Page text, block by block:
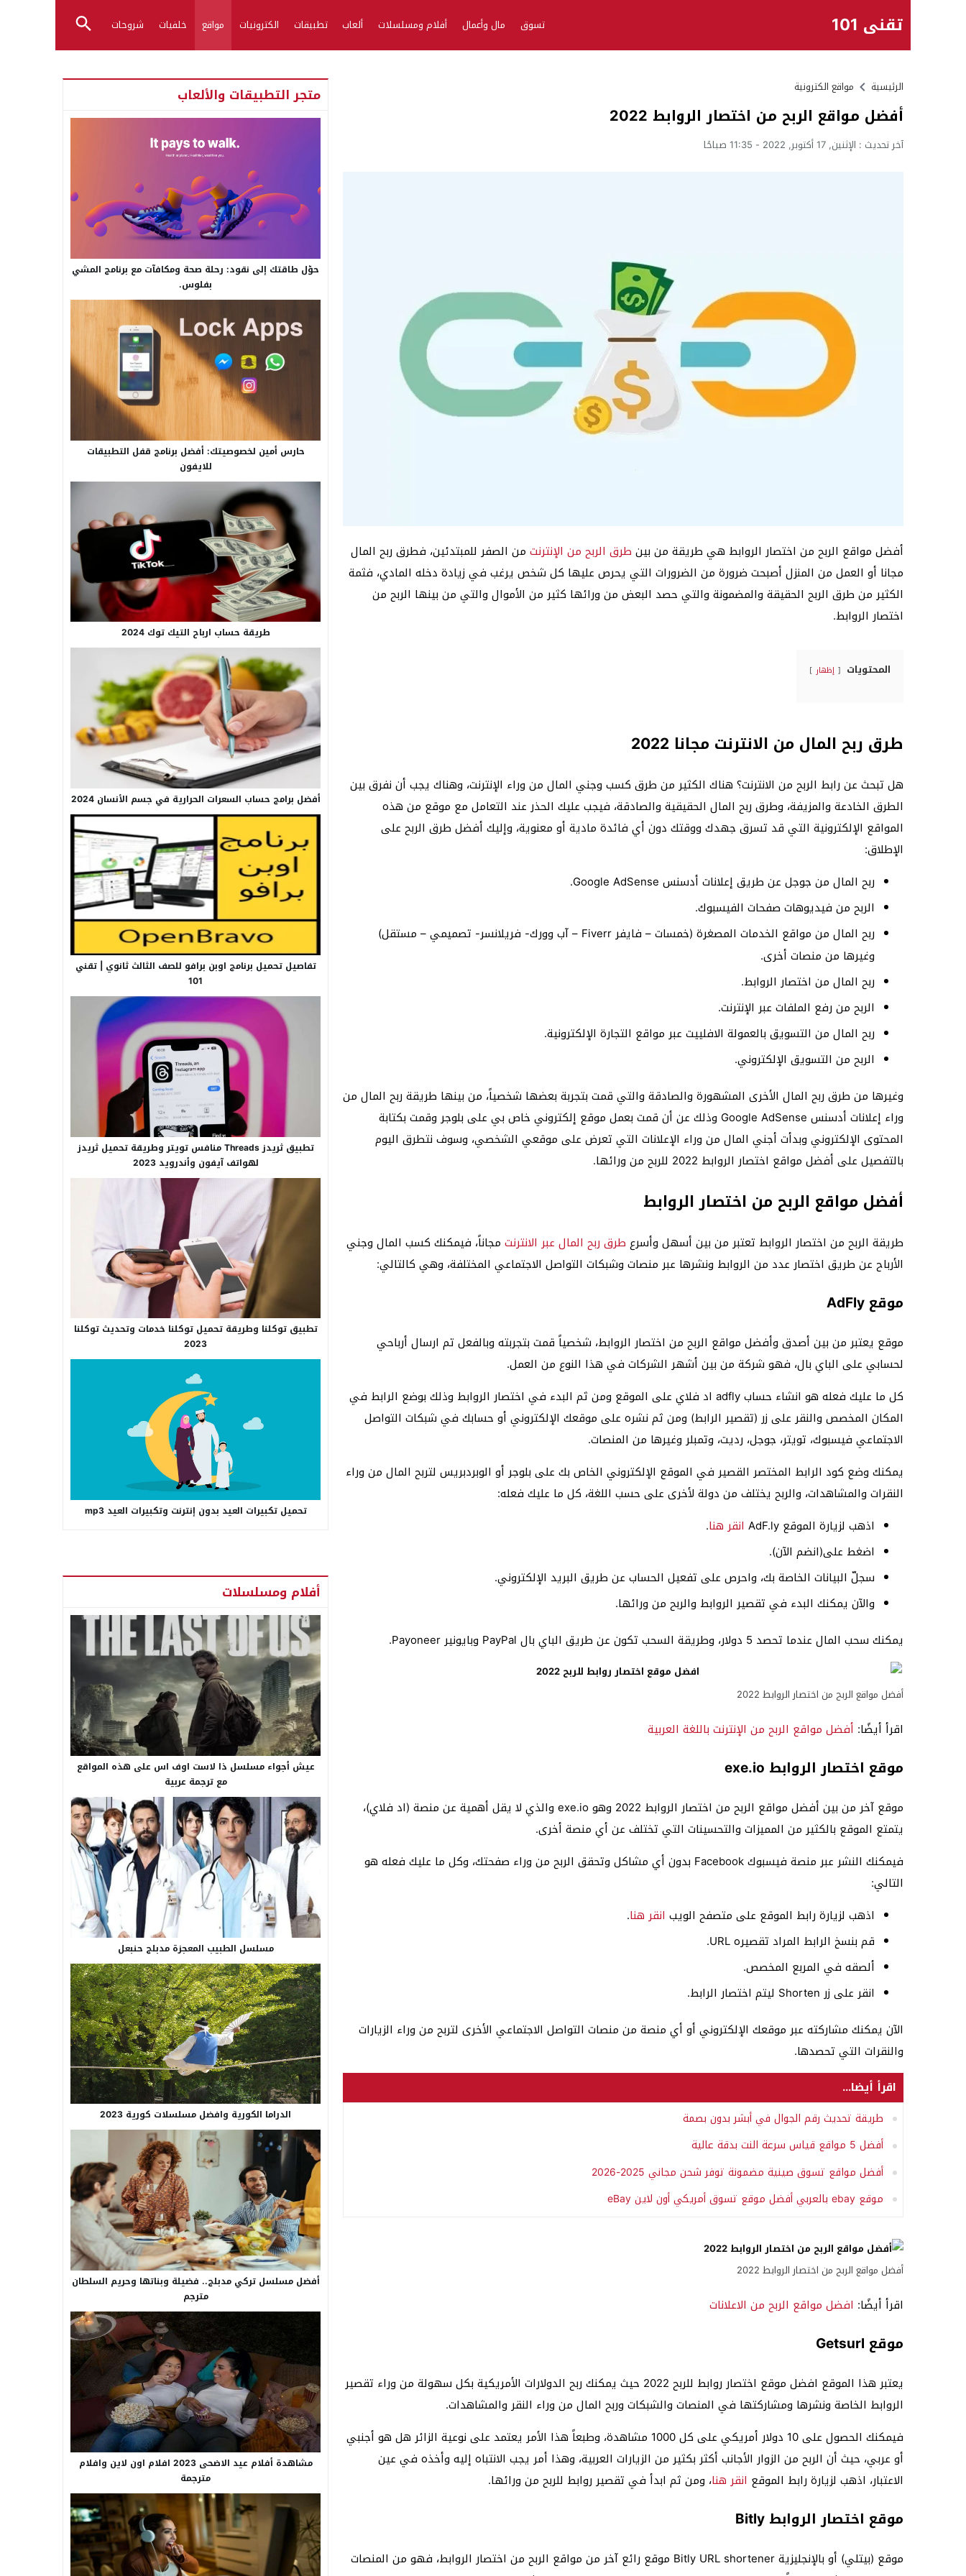
تقني 101 تسوق مال وأعمال أفلام ومسلسلات ألعاب تطبيقات الكترونيات مواقع خلفيات شروحات
الرئيسية مواقع الكترونية
أفضل مواقع الربح من اختصار الروابط 2022
آخر تحديث : الإثنين, 17 أكتوبر, 2022 - 11:35 صباحًا
أفضل مواقع الربح من اختصار الروابط هي طريقة من بين طرق الربح من الإنترنت من الصفر للمبتدئين، فطرق ربح المال
مجانا أو العمل من المنزل أصبحت ضرورة من الضرورات التي يحرص عليها كل شخص يرغب في زيادة دخله المادي، فثمة
الكثير من طرق الربح الحقيقة والمضمونة والتي حصد البعض من ورائها كثير من الأموال والتي من بينها الربح من
اختصار الروابط.
المحتويات إظهار
طرق ربح المال من الانترنت مجانا 2022
هل تبحث عن رابط الربح من الانترنت؟ هناك الكثير من طرق كسب وجني المال من وراء الإنترنت، وهناك يجب أن نفرق بين
الطرق الخادعة والمزيفة، وطرق ربح المال الحقيقية والصادقة، فيجب عليك الحذر عند التعامل مع موقع من هذه
المواقع الإلكترونية التي قد تسرق جهدك ووقتك دون أي فائدة مادية أو معنوية، وإليك أفضل طرق الربح على
الإطلاق:
ربح المال من جوجل عن طريق إعلانات أدسنس Google AdSense.
الربح من فيديوهات صفحات الفيسبوك.
ربح المال من مواقع الخدمات المصغرة (خمسات – فايفر Fiverr – آب وورك- فريلانسر- تصميمي – مستقل)
وغيرها من منصات أخرى.
ربح المال من اختصار الروابط.
الربح من رفع الملفات عبر الإنترنت.
ربح المال من التسويق بالعمولة الافلييت عبر مواقع التجارة الإلكترونية.
الربح من التسويق الإلكتروني.
وغيرها من طرق ربح المال الأخرى المشهورة والصادقة والتي قمت بتجربة بعضها شخصياً، من بينها طريقة ربح المال من
وراء إعلانات أدسنس Google AdSense وذلك عن أن قمت بعمل موقع إلكتروني خاص بي على بلوجر وقمت بكتابة
المحتوى الإلكتروني وبدأت أجني المال من وراء الإعلانات التي تعرض على موقعي الشخصي، وسوف نتطرق اليوم
بالتفصيل على أفضل مواقع اختصار الروابط 2022 للربح من ورائها.
أفضل مواقع الربح من اختصار الروابط
طريقة الربح من اختصار الروابط تعتبر من بين أسهل وأسرع طرق ربح المال عبر الانترنت مجاناً، فيمكنك كسب المال وجني
الأرباح عن طريق اختصار عدد من الروابط ونشرها عبر منصات وشبكات التواصل الاجتماعي المختلفة، وهي كالتالي:
موقع AdFly
موقع يعتبر من بين أصدق وأفضل مواقع الربح من اختصار الروابط، شخصياً قمت بتجربته وبالفعل تم ارسال أرباحي
لحسابي على الباي بال، فهو شركة من بين أشهر الشركات في هذا النوع من العمل.
كل ما عليك فعله هو انشاء حساب adfly اد فلاي على الموقع ومن ثم البدء في اختصار الروابط وذلك بوضع الرابط في
المكان المخصص والنقر على زر (تقصير الرابط) ومن ثم نشره على موقعك الإلكتروني أو حسابك في شبكات التواصل
الاجتماعي فيسبوك، تويتر، جوجل، رديت، وتمبلر وغيرها من المنصات.
يمكنك وضع كود الرابط المختصر القصير في الموقع الإلكتروني الخاص بك على بلوجر أو الوبردبريس لتربح المال من وراء
النقرات والمشاهدات، والربح يختلف من دولة لأخرى على حسب اللغة، كل ما عليك فعله:
اذهب لزيارة الموقع AdF.ly
انقر هنا.
اضغط على(انضم الآن).
سجلّ البيانات الخاصة بك، واحرص على تفعيل الحساب عن طريق البريد الإلكتروني.
والآن يمكنك البدء في تقصير الروابط والربح من ورائها.
يمكنك سحب المال عندما تحصد 5 دولار، وطريقة السحب تكون عن طريق الباي بال PayPal وبايونير Payoneer.
أفضل مواقع الربح من اختصار الروابط 2022
اقرأ أيضًا: أفضل مواقع الربح من الإنترنت باللغة العربية
موقع اختصار الروابط exe.io
موقع آخر من بين أفضل مواقع الربح من اختصار الروابط 2022 وهو exe.io والذي لا يقل أهمية عن منصة (اد فلاي)،
يتمتع الموقع بالكثير من المميزات والتحسينات التي تختلف عن أي منصة أخرى.
فيمكنك النشر عبر منصة فيسبوك Facebook بدون أي مشاكل وتحقق الربح من وراء صفحتك، وكل ما عليك فعله هو
التالي:
اذهب لزيارة رابط الموقع على متصفح الويب انقر هنا.
قم بنسخ الرابط المراد تقصيره URL.
ألصقه في المربع المخصص.
انقر على زر Shorten ليتم اختصار الرابط.
الآن يمكنك مشاركته عبر موقعك الإلكتروني أو أي منصة من منصات التواصل الاجتماعي الأخرى لتربح من وراء الزيارات
والنقرات التي تحصدها.
اقرأ أيضا...
طريقة تحديث رقم الجوال في أبشر بدون بصمة
أفضل 5 مواقع قياس سرعة النت بدقة عالية
أفضل مواقع تسوق صينية مضمونة توفر شحن مجاني 2025-2026
موقع ebay بالعربي أفضل موقع تسوق أمريكي أون لاين eBay
أفضل مواقع الربح من اختصار الروابط 2022
اقرأ أيضًا: افضل مواقع الربح من الاعلانات
موقع Getsurl
يعتبر هذا الموقع افضل موقع اختصار روابط للربح 2022 حيث يمكنك ربح الدولارات الأمريكية بكل سهولة من وراء تقصير
الروابط الخاصة ونشرها ومشاركتها في المنصات والشبكات وربح المال من وراء النقر والمشاهدات.
فيمكنك الحصول على 10 دولار أمريكي على كل 1000 مشاهدة، وطبعاً هذا الأمر يعتمد على نوعية الزائر هل هو أجنبي
أو عربي، حيث أن الربح من الزوار الأجانب أكثر بكثير من الزيارات العربية، وهذا أمر يجب الانتباه إليه وأخذه في عين
الاعتبار، اذهب لزيارة رابط الموقع انقر هنا، ومن ثم ابدأ في تقصير روابط للربح من ورائها.
موقع اختصار الروابط Bitly
موقع (بيتلي) أو بالإنجليزية Bitly URL shortener موقع رائع آخر من مواقع الربح من اختصار الروابط، فهو من المنصات
متجر التطبيقات والألعاب
حوّل طاقتك إلى نقود: رحلة صحة ومكافآت مع برنامج المشي
بفلوس.
حارس أمين لخصوصيتك: أفضل برنامج قفل التطبيقات
للايفون
طريقة حساب ارباح التيك توك 2024
أفضل برامج حساب السعرات الحرارية في جسم الأنسان 2024
تفاصيل تحميل برنامج اوبن برافو للصف الثالث ثانوي | تقني
101
تطبيق ثريدز Threads منافس تويتر وطريقة تحميل ثريدز
لهواتف آيفون وأندرويد 2023
تطبيق توكلنا وطريقة تحميل توكلنا خدمات وتحديث توكلنا
2023
تحميل تكبيرات العيد بدون إنترنت وتكبيرات العيد mp3
أفلام ومسلسلات
عيش أجواء مسلسل ذا لاست اوف اس على هذه المواقع
مع ترجمة عربية
مسلسل الطبيب المعجزة مدبلج حنبعل
الدراما الكورية وافضل مسلسلات كورية 2023
أفضل مسلسل تركي مدبلج.. فضيلة وبناتها وحريم السلطان
مترجم
مشاهدة أفلام عيد الاضحى 2023 افلام اون لاين وافلام
مترجمة